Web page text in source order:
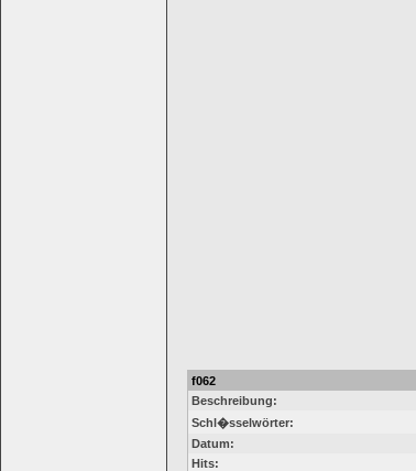
f062
Beschreibung:
Schl�sselwörter:
Datum:
Hits: